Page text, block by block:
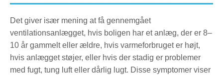
Det giver især mening at få gennemgået
ventilationsanlægget, hvis boligen har et anlæg, der er 8–
10 år gammelt eller ældre, hvis varmeforbruget er højt,
hvis anlægget støjer, eller hvis der stadig er problemer
med fugt, tung luft eller dårlig lugt. Disse symptomer viser